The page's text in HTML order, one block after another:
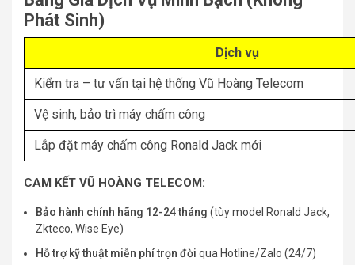
Phát Sinh)
Dịch vụ
Kiểm tra – tư vấn tại hệ thống Vũ Hoàng Telecom
Vệ sinh, bảo trì máy chấm công
Lắp đặt máy chấm công Ronald Jack mới
CAM KẾT VŨ HOÀNG TELECOM:
Bảo hành chính hãng 12-24 tháng (tùy model Ronald Jack,
Zkteco, Wise Eye)
Hỗ trợ kỹ thuật miễn phí trọn đời qua Hotline/Zalo (24/7)